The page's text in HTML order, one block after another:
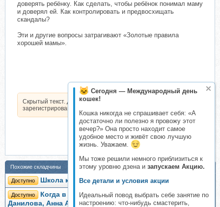
Сегодня — Международный день
кошек!
Кошка никогда не спрашивает себя: «А
достаточно ли полезно я провожу этот
вечер?» Она просто находит самое
удобное место и живёт свою лучшую
жизнь. Уважаем.
Мы тоже решили немного приблизиться к
этому уровню дзена и запускаем Акцию.
Все детали и условия акции
Идеальный повод выбрать себе занятие по
настроению: что-нибудь смастерить,
доверять ребёнку. Как сделать, чтобы ребёнок понимал маму
и доверял ей. Как контролировать и предвосхищать
скандалы?
Эти и другие вопросы затрагивают «Золотые правила
хорошей мамы».
Скрытый текст. Доступен только
зарегистрированным пользователям.
Похожие складчины
Доступно Школа карапуза (Лена Данилова)
Доступно
Когда в семье несколько детей, 2013 (Лена
Данилова, Анна Андреева)